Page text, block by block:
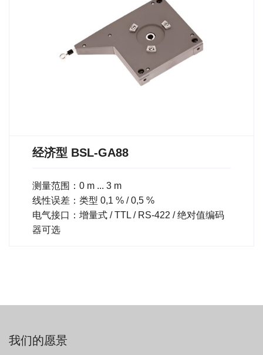
经济型 BSL-GA88
测量范围：0 m ... 3 m
线性误差：类型 0,1 % / 0,5 %
电气接口：增量式 / TTL / RS-422 / 绝对值编码
器可选
我们的愿景